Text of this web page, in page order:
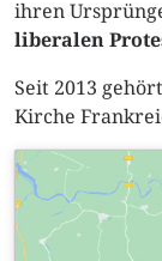
ihren
liberalen
Seit 2013
Kirche